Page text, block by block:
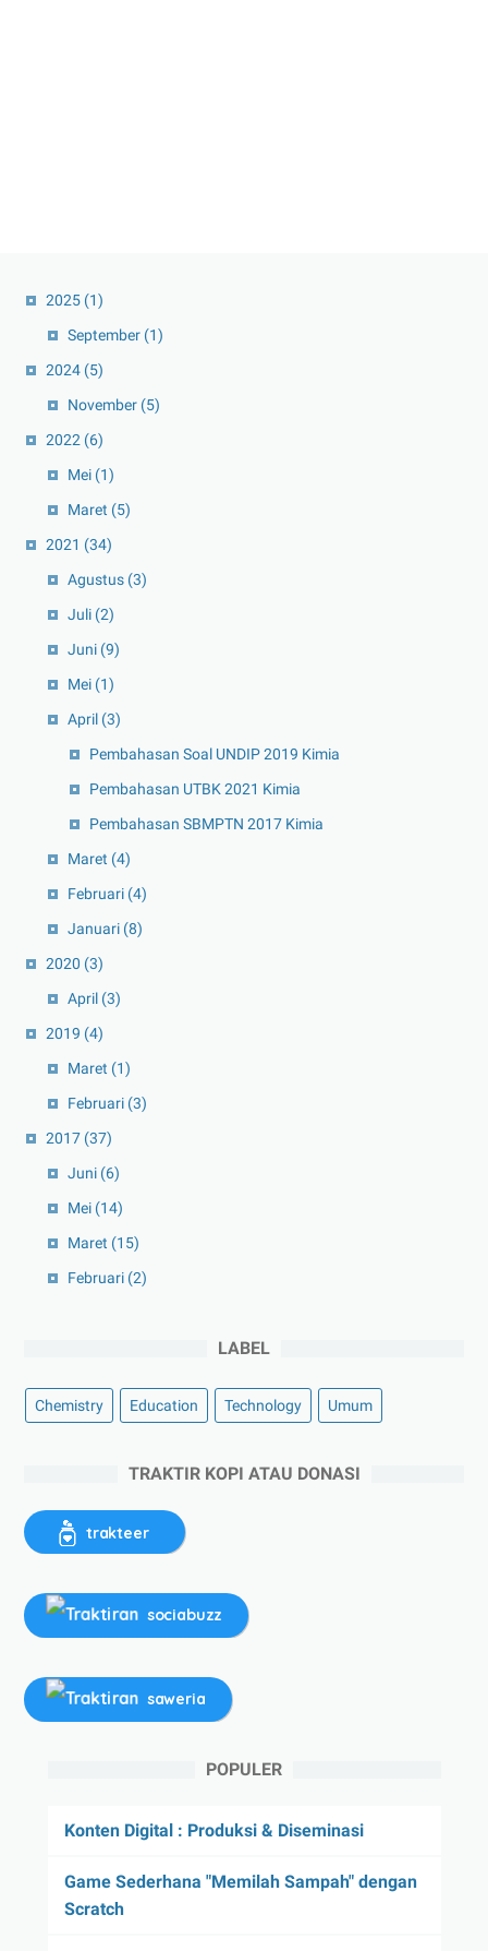
2025 (1)
September (1)
2024 (5)
November (5)
2022 (6)
Mei (1)
Maret (5)
2021 (34)
Agustus (3)
Juli (2)
Juni (9)
Mei (1)
April (3)
Pembahasan Soal UNDIP 2019 Kimia
Pembahasan UTBK 2021 Kimia
Pembahasan SBMPTN 2017 Kimia
Maret (4)
Februari (4)
Januari (8)
2020 (3)
April (3)
2019 (4)
Maret (1)
Februari (3)
2017 (37)
Juni (6)
Mei (14)
Maret (15)
Februari (2)
LABEL
Chemistry Education Technology Umum
TRAKTIR KOPI ATAU DONASI
trakteer
sociabuzz
saweria
POPULER
Konten Digital : Produksi & Diseminasi
Game Sederhana "Memilah Sampah" dengan
Scratch